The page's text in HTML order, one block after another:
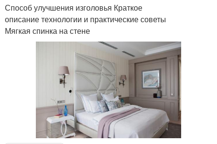
Способ улучшения изголовья Краткое
описание технологии и практические советы
Мягкая спинка на стене